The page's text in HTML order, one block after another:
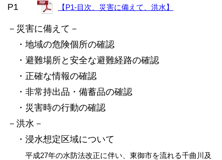
P1 【P1-目次、災害に備えて、洪水】
－災害に備えて－
・地域の危険個所の確認
・避難場所と安全な避難経路の確認
・正確な情報の確認
・非常持出品・備蓄品の確認
・災害時の行動の確認
－洪水－
・浸水想定区域について
平成27年の水防法改正に伴い、東御市を流れる千曲川及